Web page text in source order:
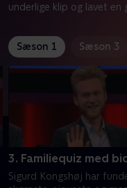
underlige klip og lavet en
Sæson 1 Sæson 3
3. Familiequiz med
Sigurd Kongshøj har